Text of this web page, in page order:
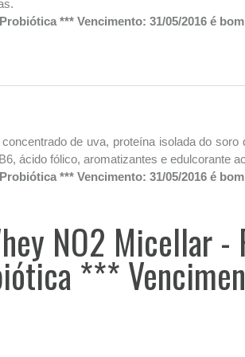
*** Vencimento: 31/05/2016 é bom
de uva, proteína isolada do
ácido fólico, aromatizantes e edulcorante
*** Vencimento: 31/05/2016 é bom
NO2 Micellar
***